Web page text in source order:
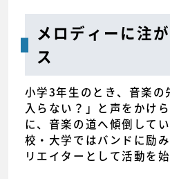
メロディーに注
ス
小学3年生のとき、音楽の
入らない？」と声をかけ
に、音楽の道へ傾倒して
校・大学ではバンドに励
リエイターとして活動を始